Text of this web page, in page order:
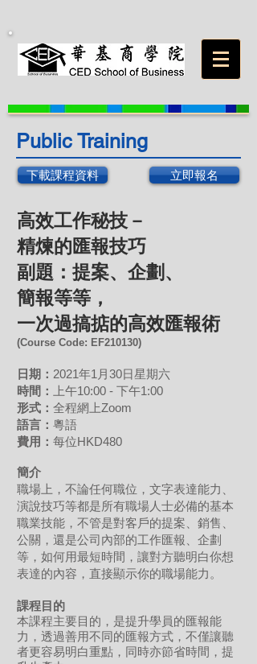
Public Training
下載課程資料 立即報名
高效工作秘技－
精煉的匯報技巧
副題：提案、企劃、
簡報等等，
一次過搞掂的高效匯報術
(Course Code: EF210130)
日期： 2021年1月30日星期六
時間：
上午10:00 - 下午1:00
形式： 全程網上Zoom
語言： 粵語
費用： 每位HKD480
簡介
職場上，不論任何職位，文字表達能力、
演說技巧等都是所有職場人士必備的基本
職業技能，不管是對客戶的提案、銷售、
公關，還是公司內部的工作匯報、企劃
等，如何用最短時間，讓對方聽明白你想
表達的內容，直接顯示你的職場能力。
課程目的
本課程主要目的，是提升學員的匯報能
力，透過善用不同的匯報方式，不僅讓聽
者更容易明白重點，同時亦節省時間，提